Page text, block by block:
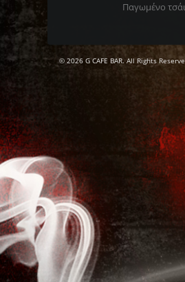
Παγωμένο τσάι
© 2026 G CAFE BAR. All Rights